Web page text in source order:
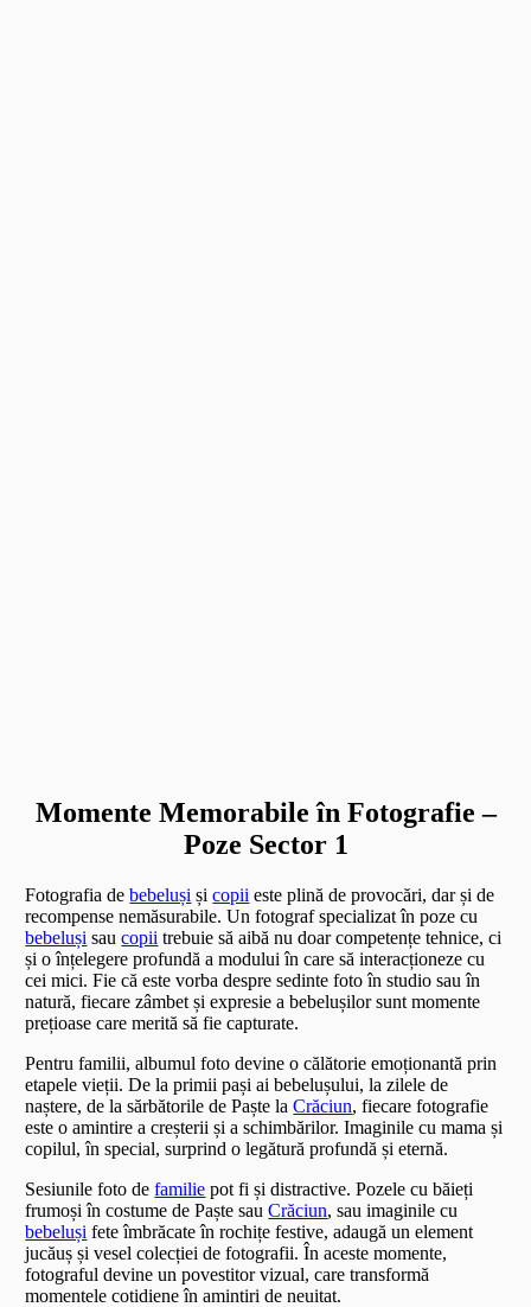
Momente Memorabile în Fotografie –
Poze Sector 1
Fotografia debebeluși șicopii este plină de provocări, dar și de
recompense nemăsurabile. Un fotograf specializat în poze cu
bebeluși saucopii trebuie să aibă nu doar competențe tehnice, ci
și o înțelegere profundă a modului în care să interacționeze cu
cei mici. Fie că este vorba despre sedinte foto în studio sau în
natură, fiecare zâmbet și expresie a bebelușilor sunt momente
prețioase care merită să fie capturate.
Pentru familii, albumul foto devine o călătorie emoționantă prin
etapele vieții. De la primii pași ai bebelușului, la zilele de
naștere, de la sărbătorile de Paște laCrăciun, fiecare fotografie
este o amintire a creșterii și a schimbărilor. Imaginile cu mama și
copilul, în special, surprind o legătură profundă și eternă.
Sesiunile foto defamilie pot fi și distractive. Pozele cu băieți
frumoși în costume de Paște sauCrăciun, sau imaginile cu
bebeluși fete îmbrăcate în rochițe festive, adaugă un element
jucăuș și vesel colecției de fotografii. În aceste momente,
fotograful devine un povestitor vizual, care transformă
momentele cotidiene în amintiri de neuitat.